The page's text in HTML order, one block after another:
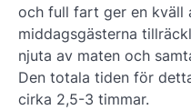
och full fart ger en kväll
middagsgästerna
njuta av maten och
Den totala tiden för
cirka 2,5-3 timmar.